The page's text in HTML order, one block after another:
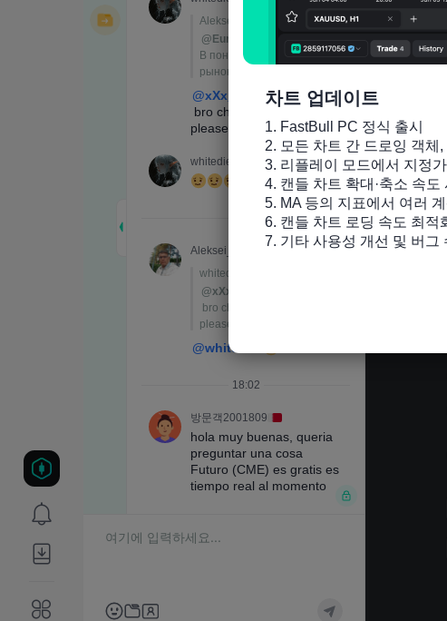
차트 업데이트
1. FastBull PC 정식 출시
2. 모든 차트 간 드로잉 객체
3. 리플레이 모드에서 지정
4. 캔들 차트 확대·축소 속도
5. MA 등의 지표에서 여러
6. 캔들 차트 로딩 속도 최적
7. 기타 사용성 개선 및 버그